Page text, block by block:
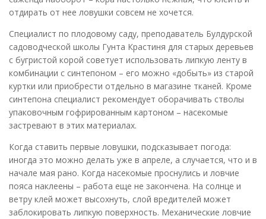
отдирать от нее ловушки совсем не хочется.
Специалист по плодовому саду, преподаватель Булдурской
садоводческой школы Гунта Крастиня для старых деревьев
с бугристой корой советует использовать липкую ленту в
комбинации с синтепоном – его можно «добыть» из старой
куртки или приобрести отдельно в магазине тканей. Кроме
синтепона специалист рекомендует оборачивать стволы
упаковочным гофрированным картоном – насекомые
застревают в этих материалах.
Когда ставить первые ловушки, подсказывает погода:
иногда это можно делать уже в апреле, а случается, что и в
начале мая рано. Когда насекомые проснулись и ловчие
пояса наклеены – работа еще не закончена. На солнце и
ветру клей может высохнуть, слой вредителей может
заблокировать липкую поверхность. Механические ловчие